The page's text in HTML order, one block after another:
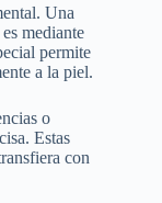
Una
mediante
permite
a la piel.
o
Estas
con